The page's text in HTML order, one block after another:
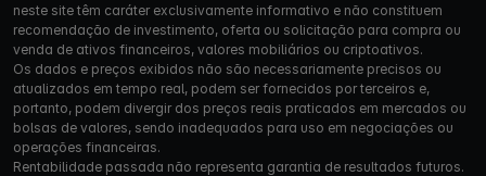
neste site têm caráter exclusivamente informativo e não constituem
recomendação de investimento, oferta ou solicitação para compra ou
venda de ativos financeiros, valores mobiliários ou criptoativos.
Os dados e preços exibidos não são necessariamente precisos ou
atualizados em tempo real, podem ser fornecidos por terceiros e,
portanto, podem divergir dos preços reais praticados em mercados ou
bolsas de valores, sendo inadequados para uso em negociações ou
operações financeiras.
Rentabilidade passada não representa garantia de resultados futuros.